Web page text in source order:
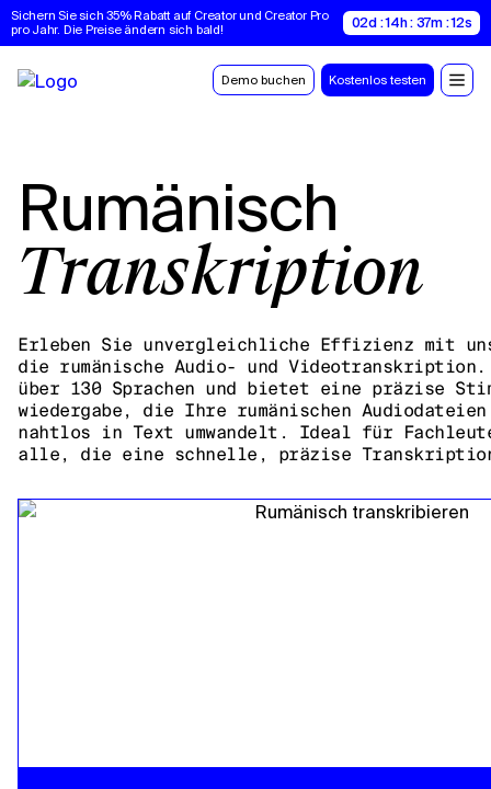
Sichern Sie sich 35% Rabatt auf Creator und Creator Pro
pro Jahr. Die Preise ändern sich bald!
02d : 14h : 37m : 11s
Demo buchen Kostenlos testen
Rumänisch
Transkription
Erleben Sie unvergleichliche Effizienz mit
die rumänische Audio- und
über 130 Sprachen und bietet eine präzise
wiedergabe, die Ihre rumänischen
nahtlos in Text umwandelt. Ideal für
alle, die eine schnelle, präzise